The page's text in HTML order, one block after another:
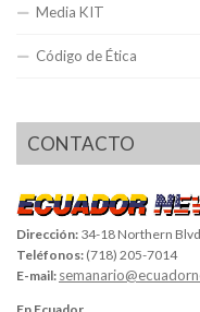
Media KIT
Código de Ética
CONTACTO
Dirección: 34-18 Northern
Teléfonos: (718) 205-7014
E-mail: